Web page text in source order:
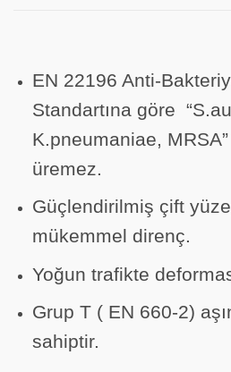
EN 22196 Anti-
Standartına göre
K.pneumaniae,
üremez.
Güçlendirilmiş çift
mükemmel direnç.
Yoğun trafikte
Grup T ( EN 660-2)
sahiptir.